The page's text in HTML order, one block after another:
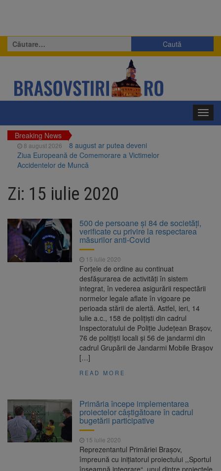
Caută
după:
Breaking News
8 august 2026
8 august ar putea deveni
Ziua Europeană de Comemorare a Victimelor
Accidentelor de Muncă
fostului complex Duplex 91, de lângă Piața
Star
Nivelul Dunării a început să crească
8 august 2026
Asociația Română pentru
Iluminat cere reducerea luminii pe timpul
nopții, nu oprirea iluminatului public
7 august 2026
Trafic blocat pe DN1E Brașov
– Poiana Brașov după un accident. Două
persoane primesc îngrijiri medicale
Se schimbă examenul de
medic specialist. Subiecte unice în toată țara,
aceeași oră și același barem
Zi: 15 iulie 2020
500 de persoane şi 84 de societăți,
verificate cu privire la respectarea
măsurilor anti-Covid
15 iulie 2020
Forţele de ordine au continuat
desfăşurarea de activităţi în sistem
integrat, în vederea asigurării respectării
normelor legale aflate în vigoare pe
perioada stării de alertă. Astfel, ieri, 14
iulie a.c., 158 de polițiști din cadrul
Inspectoratului de Poliție Județean Brașov,
76 de poliţişti locali și 56 de jandarmi din
cadrul Grupării de Jandarmi Mobile Brașov
[…]
READ MORE
Primăria începe implementarea
proiectelor câștigătoare în cadrul
bugetării participative
15 iulie 2020
Reprezentantul Primăriei Brașov,
împreună cu inițiatorul proiectului ,,Sportul